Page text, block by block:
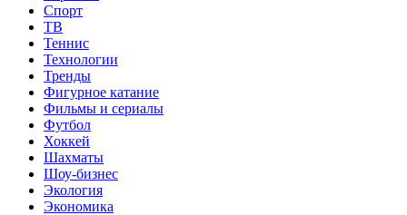
Спорт
ТВ
Теннис
Технологии
Тренды
Фигурное катание
Фильмы и сериалы
Футбол
Хоккей
Шахматы
Шоу-бизнес
Экология
Экономика